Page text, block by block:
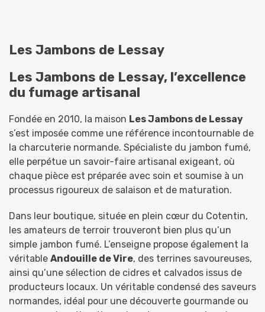
Les Jambons de Lessay
Les Jambons de Lessay, l’excellence
du fumage artisanal
Fondée en 2010, la maison Les Jambons de Lessay
s’est imposée comme une référence incontournable de
la charcuterie normande. Spécialiste du jambon fumé,
elle perpétue un savoir-faire artisanal exigeant, où
chaque pièce est préparée avec soin et soumise à un
processus rigoureux de salaison et de maturation.
Dans leur boutique, située en plein cœur du Cotentin,
les amateurs de terroir trouveront bien plus qu’un
simple jambon fumé. L’enseigne propose également la
véritable Andouille de Vire, des terrines savoureuses,
ainsi qu’une sélection de cidres et calvados issus de
producteurs locaux. Un véritable condensé des saveurs
normandes, idéal pour une découverte gourmande ou